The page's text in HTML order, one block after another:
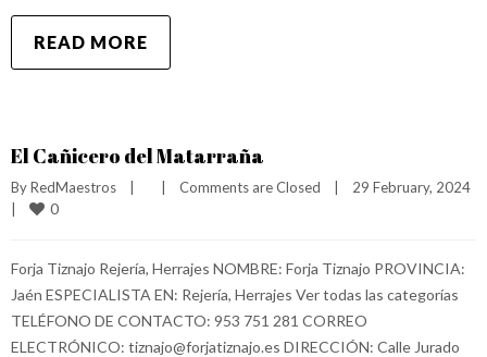
READ MORE
El Cañicero del Matarraña
By RedMaestros Comments are Closed
0
Forja Tiznajo Rejería, Herrajes NOMBRE: Forja Tiznajo PROVINCIA:
Jaén ESPECIALISTA EN: Rejería, Herrajes Ver todas las categorías
TELÉFONO DE CONTACTO: 953 751 281 CORREO
ELECTRÓNICO: tiznajo@forjatiznajo.es DIRECCIÓN: Calle Jurado